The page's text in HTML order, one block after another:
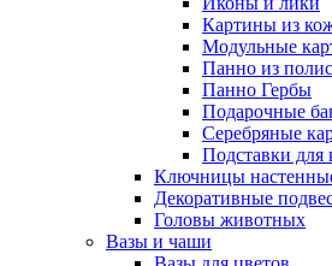
Картины из
Модульные
Панно из
Панно Гербы
Подарочные
Серебряные
Подставки для
Ключницы
Декоративные
Головы животных
Вазы и чаши